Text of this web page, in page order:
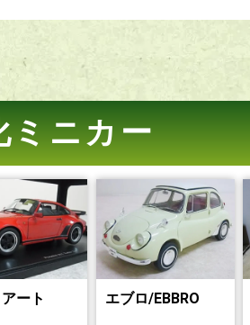
ミニカー
ート エブロ/EBBRO